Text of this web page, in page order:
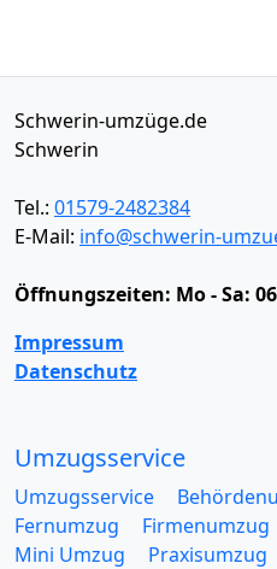
Schwerin-umzüge.de
Schwerin
Tel.: 01579-2482384
E-Mail: info@schwerin-
Öffnungszeiten: Mo - Sa:
Impressum
Datenschutz
Umzugsservice
Umzugsservice
Fernumzug
Firmenumzug
Mini Umzug
Praxisumzug